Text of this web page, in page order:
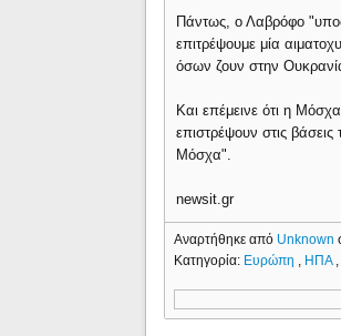
Πάντως, ο Λαβρόφο
επιτρέψουμε μία
όσων ζουν στην
Και επέμεινε ότι η
επιστρέψουν στις
Μόσχα".
newsit.gr
Αναρτήθηκε από Unknown
Κατηγορία: Ευρώπη ΗΠΑ